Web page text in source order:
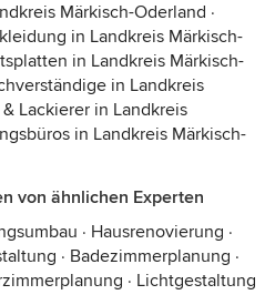
Märkisch-Oderland ·
in Landkreis Märkisch-
in Landkreis Märkisch-
in Landkreis
Lackierer in Landkreis
in Landkreis Märkisch-
von ähnlichen Experten
· Hausrenovierung ·
· Badezimmerplanung ·
· Lichtgestaltung